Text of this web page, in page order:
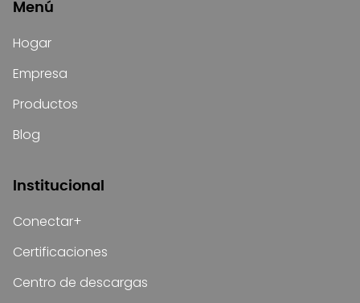
Menú
Hogar
Empresa
Productos
Blog
Institucional
Conectar+
Certificaciones
Centro de descargas